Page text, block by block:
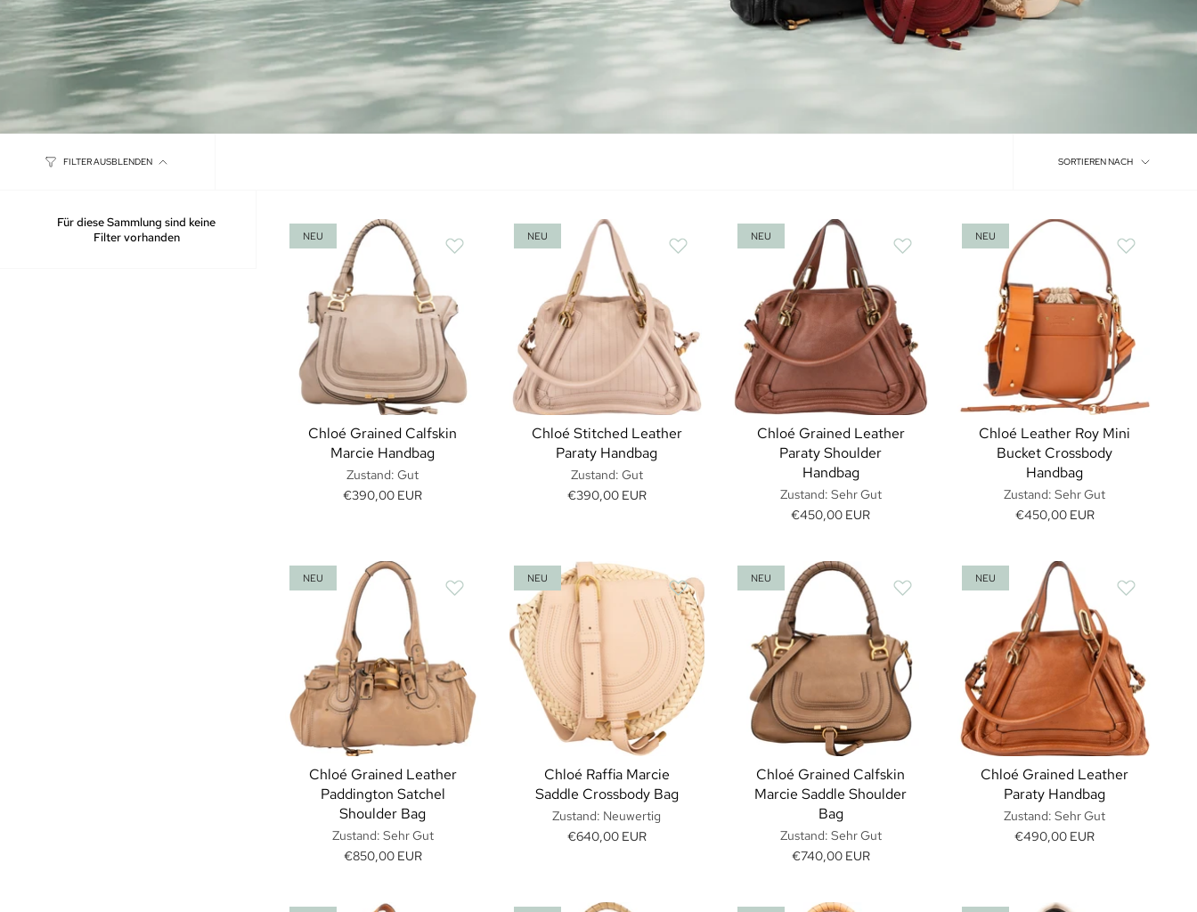
FILTER AUSBLENDEN
Sortieren
SORTIEREN NACH
Für diese Sammlung sind keine
Filter vorhanden
NEU
Chloé Grained Calfskin
Marcie Handbag
Zustand: Gut
€390,00 EUR
NEU
Chloé Stitched Leather
Paraty Handbag
Zustand: Gut
€390,00 EUR
NEU
Chloé Grained Leather
Paraty Shoulder
Handbag
Zustand: Sehr Gut
€450,00 EUR
NEU
Chloé Leather Roy Mini
Bucket Crossbody
Handbag
Zustand: Sehr Gut
€450,00 EUR
NEU
Chloé Grained Leather
Paddington Satchel
Shoulder Bag
Zustand: Sehr Gut
€850,00 EUR
NEU
Chloé Raffia Marcie
Saddle Crossbody Bag
Zustand: Neuwertig
€640,00 EUR
NEU
Chloé Grained Calfskin
Marcie Saddle Shoulder
Bag
Zustand: Sehr Gut
€740,00 EUR
NEU
Chloé Grained Leather
Paraty Handbag
Zustand: Sehr Gut
€490,00 EUR